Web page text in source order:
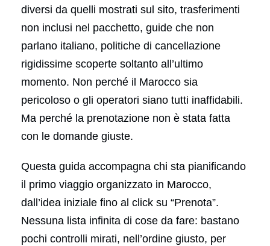
diversi da quelli mostrati sul sito, trasferimenti
non inclusi nel pacchetto, guide che non
parlano italiano, politiche di cancellazione
rigidissime scoperte soltanto all’ultimo
momento. Non perché il Marocco sia
pericoloso o gli operatori siano tutti inaffidabili.
Ma perché la prenotazione non è stata fatta
con le domande giuste.
Questa guida accompagna chi sta pianificando
il primo viaggio organizzato in Marocco,
dall’idea iniziale fino al click su “Prenota”.
Nessuna lista infinita di cose da fare: bastano
pochi controlli mirati, nell’ordine giusto, per